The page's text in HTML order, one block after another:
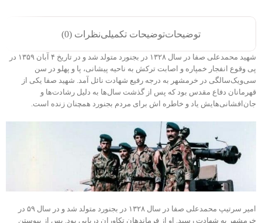
توضیحاتتوضیحات تکمیلینظرات (0)
شهید محمدعلی صفا در سال ۱۳۲۸ در بجنورد متولد شد و در تاریخ ۴ آبان ۱۳۵۹ در
پی وقوع انفجار خمپاره و اصابت ترکش به ناحیه پیشانی، پا و پهلو در سن
سی‌ویک‌سالگی در خرمشهر به درجه رفیع شهادت نائل آمد. شهید صفا یکی از
قهرمانان دفاع مقدس بود که پس از گذشت سال‌ها به دلیل رشادت‌ها و
جان‌افشانی‌هایش یاد و خاطره اش برای مردم بجنورد همچنان زنده است.
امیر سرتیپ محمدعلی صفا در سال ۱۳۲۸ در بجنورد متولد شد و در سال ۵۹ در
خرمشهر به شهادت رسید. او از فرماندهان تکاوران دریایی بود. پس از پیوستن